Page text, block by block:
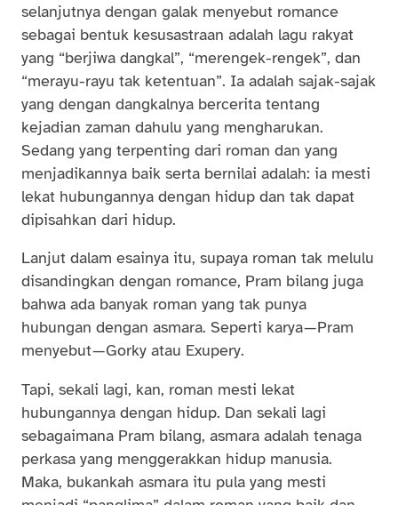
selanjutnya dengan galak menyebut romance
sebagai bentuk kesusastraan adalah lagu rakyat
yang “berjiwa dangkal”, “merengek-rengek”, dan
“merayu-rayu tak ketentuan”. Ia adalah sajak-sajak
yang dengan dangkalnya bercerita tentang
kejadian zaman dahulu yang mengharukan.
Sedang yang terpenting dari roman dan yang
menjadikannya baik serta bernilai adalah: ia mesti
lekat hubungannya dengan hidup dan tak dapat
dipisahkan dari hidup.
Lanjut dalam esainya itu, supaya roman tak melulu
disandingkan dengan romance, Pram bilang juga
bahwa ada banyak roman yang tak punya
hubungan dengan asmara. Seperti karya — Pram
menyebut — Gorky atau Exupery.
Tapi, sekali lagi, kan, roman mesti lekat
hubungannya dengan hidup. Dan sekali lagi
sebagaimana Pram bilang, asmara adalah tenaga
perkasa yang menggerakkan hidup manusia.
Maka, bukankah asmara itu pula yang mesti